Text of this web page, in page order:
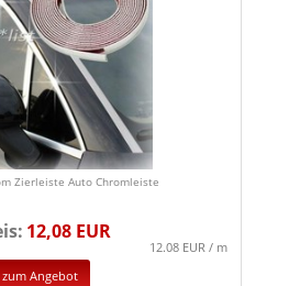
Zierleiste Auto Chromleiste
12,08 EUR
12.08 EUR / m
zum Angebot